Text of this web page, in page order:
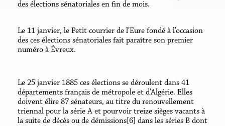
des élections sénatoriales en fin de mois.
Le 11 janvier, le Petit courrier de l’Eure fondé à l’occasion
des ces élections sénatoriales fait paraître son premier
numéro à Évreux.
Le 25 janvier 1885 ces élections se déroulent dans 41
départements français de métropole et d’Algérie. Elles
doivent élire 87 sénateurs, au titre du renouvellement
triennal pour la série A et pourvoir treize sièges vacants à
la suite de décès ou de démissions[6] dans les séries B dont